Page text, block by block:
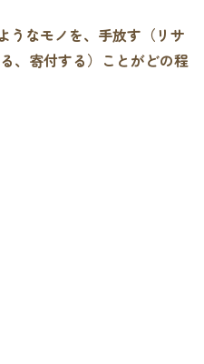
うなモノを、手放す（リサ
、寄付する）ことがどの程